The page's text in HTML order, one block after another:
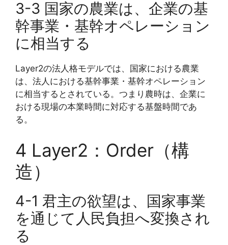
3-3 国家の農業は、企業の基
幹事業・基幹オペレーション
に相当する
Layer2の法人格モデルでは、国家における農業
は、法人における基幹事業・基幹オペレーション
に相当するとされている。つまり農時は、企業に
おける現場の本業時間に対応する基盤時間であ
る。
4 Layer2：Order（構
造）
4-1 君主の欲望は、国家事業
を通じて人民負担へ変換され
る